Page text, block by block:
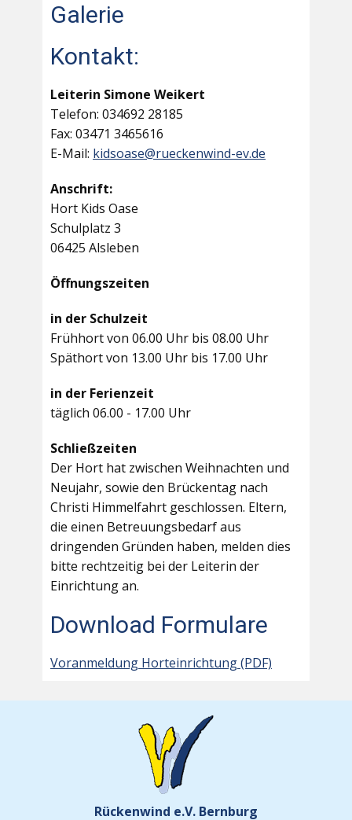
Galerie
Kontakt:
Leiterin Simone Weikert
Telefon: 034692 28185
Fax: 03471 3465616
E-Mail: kidsoase@rueckenwind-ev.de
Anschrift:
Hort Kids Oase
Schulplatz 3
06425 Alsleben
Öffnungszeiten
in der Schulzeit
Frühhort von 06.00 Uhr bis 08.00 Uhr
Späthort von 13.00 Uhr bis 17.00 Uhr
in der Ferienzeit
täglich 06.00 - 17.00 Uhr
Schließzeiten
Der Hort hat zwischen Weihnachten und
Neujahr, sowie den Brückentag nach
Christi Himmelfahrt geschlossen. Eltern,
die einen Betreuungsbedarf aus
dringenden Gründen haben, melden dies
bitte rechtzeitig bei der Leiterin der
Einrichtung an.
Download Formulare
Voranmeldung Horteinrichtung (PDF)
Rückenwind e.V. Bernburg